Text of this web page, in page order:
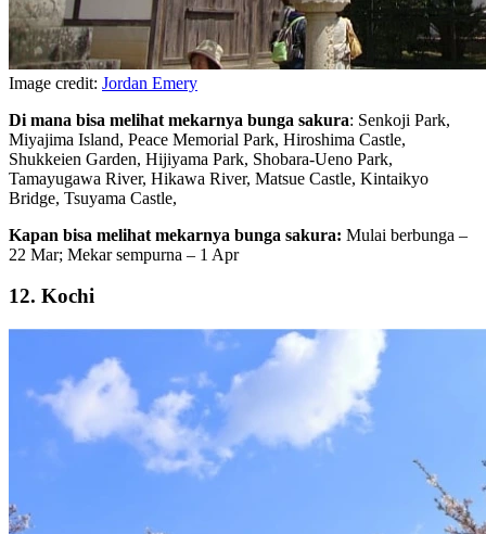
Image credit: Jordan Emery
Di mana bisa melihat mekarnya bunga sakura: Senkoji Park,
Miyajima Island, Peace Memorial Park, Hiroshima Castle,
Shukkeien Garden, Hijiyama Park, Shobara-Ueno Park,
Tamayugawa River, Hikawa River, Matsue Castle, Kintaikyo
Bridge, Tsuyama Castle,
Kapan bisa melihat mekarnya bunga sakura: Mulai berbunga –
22 Mar; Mekar sempurna – 1 Apr
12. Kochi